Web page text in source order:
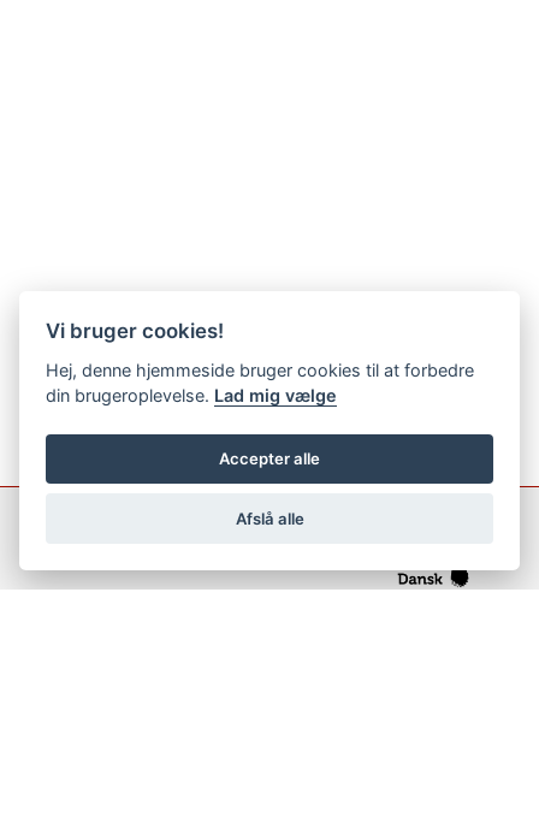
Vi bruger cookies!
Hej, denne hjemmeside bruger cookies til at forbedre
din brugeroplevelse. Lad mig vælge
Accepter alle
Afslå alle